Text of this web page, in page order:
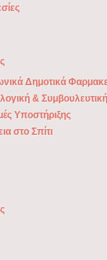
Δημοτικά
&
Υποστήριξης
στο Σπίτι